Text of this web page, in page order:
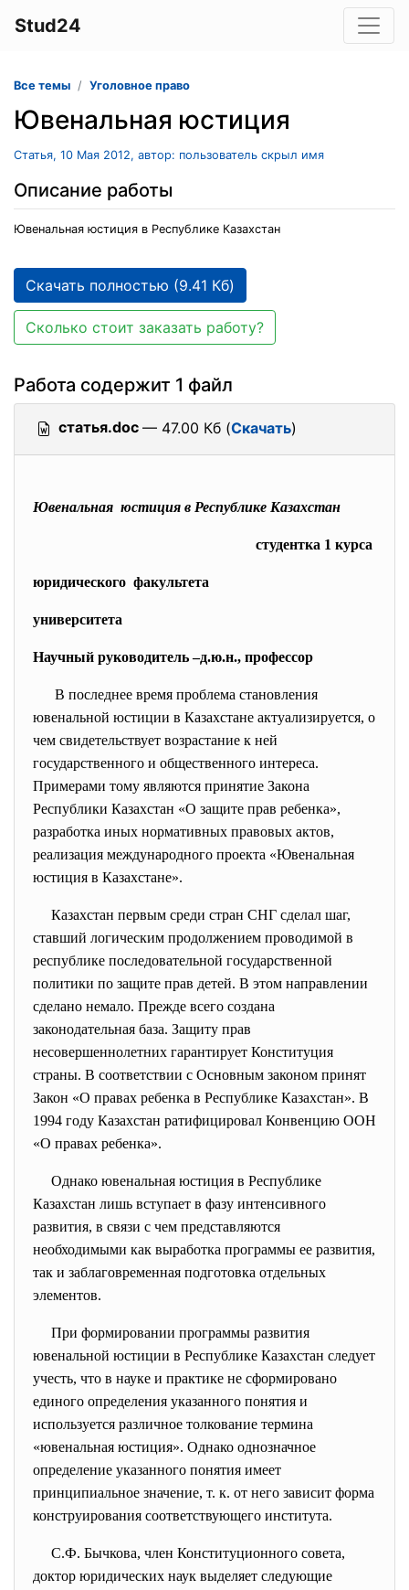
Stud24
Все темы Уголовное право
Ювенальная юстиция
Статья, 10 Мая 2012, автор: пользователь скрыл имя
Описание работы
Ювенальная юстиция в Республике Казахстан
Скачать полностью (9.41 Кб)
Сколько стоит заказать работу?
Работа содержит 1 файл
статья.doc — 47.00 Кб (Скачать)
Ювенальная юстиция в Республике Казахстан
студентка 1 курса
юридического факультета
университета
Научный руководитель –д.ю.н., профессор
В последнее время проблема становления
ювенальной юстиции в Казахстане актуализируется, о
чем свидетельствует возрастание к ней
государственного и общественного интереса.
Примерами тому являются принятие Закона
Республики Казахстан «О защите прав ребенка»,
разработка иных нормативных правовых актов,
реализация международного проекта «Ювенальная
юстиция в Казахстане».
Казахстан первым среди стран СНГ сделал шаг,
ставший логическим продолжением проводимой в
республике последовательной государственной
политики по защите прав детей. В этом направлении
сделано немало. Прежде всего создана
законодательная база. Защиту прав
несовершеннолетних гарантирует Конституция
страны. В соответствии с Основным законом принят
Закон «О правах ребенка в Республике Казахстан». В
1994 году Казахстан ратифицировал Конвенцию ООН
«О правах ребенка».
Однако ювенальная юстиция в Республике
Казахстан лишь вступает в фазу интенсивного
развития, в связи с чем представляются
необходимыми как выработка программы ее развития,
так и заблаговременная подготовка отдельных
элементов.
При формировании программы развития
ювенальной юстиции в Республике Казахстан следует
учесть, что в науке и практике не сформировано
единого определения указанного понятия и
используется различное толкование термина
«ювенальная юстиция». Однако однозначное
определение указанного понятия имеет
принципиальное значение, т. к. от него зависит форма
конструирования соответствующего института.
С.Ф. Бычкова, член Конституционного совета,
доктор юридических наук выделяет следующие